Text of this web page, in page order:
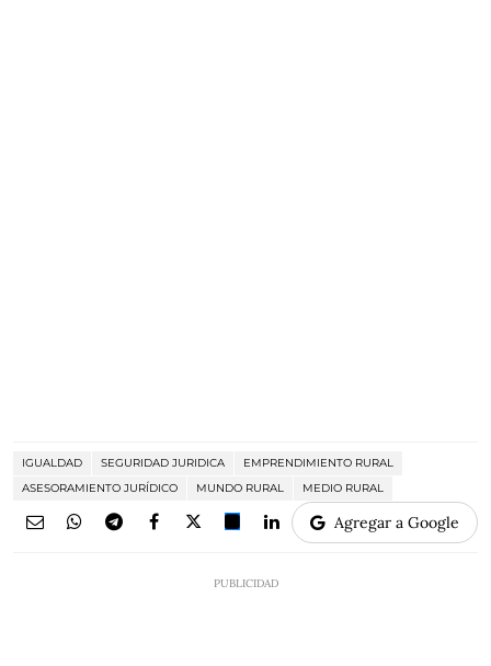
IGUALDAD SEGURIDAD JURIDICA
EMPRENDIMIENTO RURAL
ASESORAMIENTO JURÍDICO
MUNDO RURAL MEDIO RURAL
Agregar a Google